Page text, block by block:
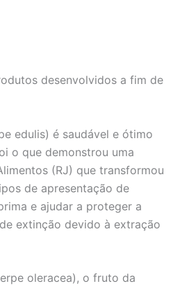
desenvolvidos a fim de
edulis) é saudável e ótimo
o que demonstrou uma
(RJ) que transformou
de apresentação de
e ajudar a proteger a
extinção devido à extração
oleracea), o fruto da